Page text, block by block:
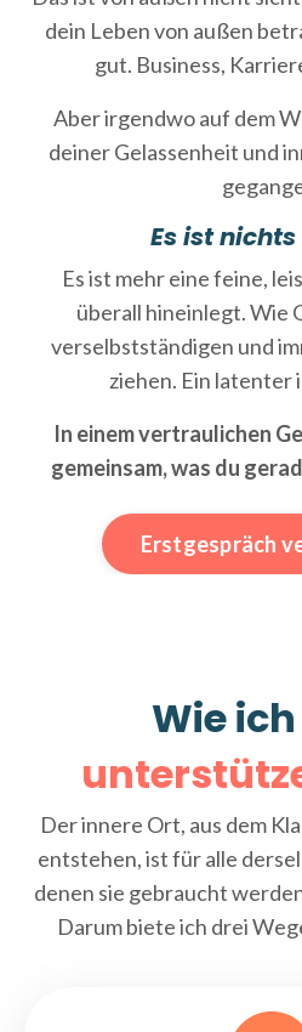
dein Leben von außen
gut. Business,
Aber irgendwo auf dem
deiner Gelassenheit und
Es ist
Es ist mehr eine feine,
überall hineinlegt. Wie
verselbstständigen und
ziehen. Ein latenter
In einem vertraulichen
gemeinsam, was du
Erstgespräch
Wie
Der innere Ort, aus dem
entstehen, ist für alle
denen sie gebraucht
Darum biete ich drei